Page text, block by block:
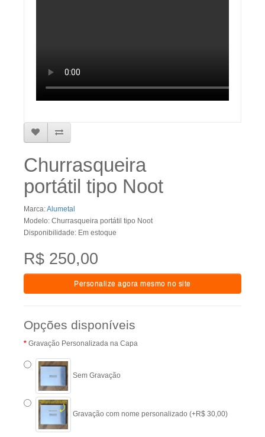
Churrasqueira
portátil tipo Noot
Marca:Alumetal
Modelo: Churrasqueira portátil tipo Noot
Disponibilidade: Em estoque
R$ 250,00
Personalize agora mesmo no site
Opções disponíveis
Gravação Personalizada na Capa
Sem Gravação
Gravação com nome personalizado (+R$ 30,00)